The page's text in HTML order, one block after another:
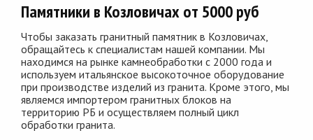
Памятники в Козловичах от 5000 руб
Чтобы заказать гранитный памятник в Козловичах,
обращайтесь к специалистам нашей компании. Мы
находимся на рынке камнеобработки с 2000 года и
используем итальянское высокоточное оборудование
при производстве изделий из гранита. Кроме этого, мы
являемся импортером гранитных блоков на
территорию РБ и осуществляем полный цикл
обработки гранита.